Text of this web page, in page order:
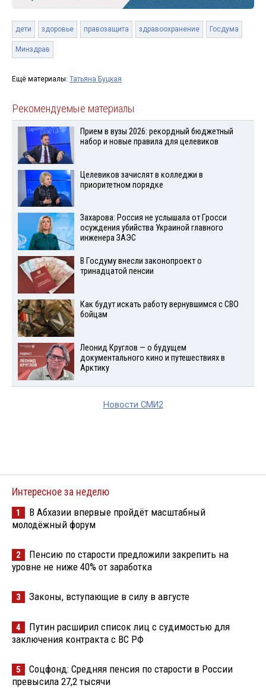
дети здоровье правозащита здравоохранение Госдума
Минздрав
Ещё материалы: Татьяна Буцкая
Рекомендуемые материалы
Прием в вузы 2026: рекордный бюджетный
набор и новые правила для целевиков
Целевиков зачислят в колледжи в
приоритетном порядке
Захарова: Россия не услышала от Гросси
осуждения убийства Украиной главного
инженера ЗАЭС
В Госдуму внесли законопроект о
тринадцатой пенсии
Как будут искать работу вернувшимся с СВО
бойцам
Леонид Круглов — о будущем
документального кино и путешествиях в
Арктику
Новости СМИ2
Интересное за неделю
1
В Абхазии впервые пройдёт масштабный
молодёжный форум
2
Пенсию по старости предложили закрепить на
уровне не ниже 40% от заработка
3 Законы, вступающие в силу в августе
4
Путин расширил список лиц с судимостью для
заключения контракта с ВС РФ
5
Соцфонд: Средняя пенсия по старости в России
превысила 27,2 тысячи